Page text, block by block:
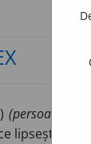
(persoane sau
lipsește; a